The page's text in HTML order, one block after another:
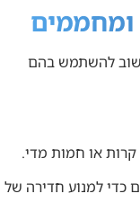
להשתמש בהם
או חמות מדי.
כדי למנוע חדירה של